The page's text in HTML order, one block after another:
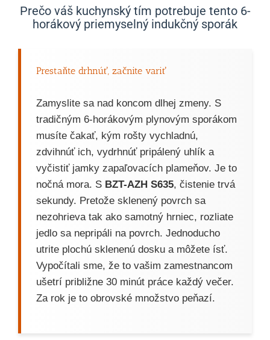
Prečo váš kuchynský tím potrebuje tento 6-
horákový priemyselný indukčný sporák
Prestaňte drhnúť, začnite variť
Zamyslite sa nad koncom dlhej zmeny. S
tradičným 6-horákovým plynovým sporákom
musíte čakať, kým rošty vychladnú,
zdvihnúť ich, vydrhnúť pripálený uhlík a
vyčistiť jamky zapaľovacích plameňov. Je to
nočná mora. S BZT-AZH S635, čistenie trvá
sekundy. Pretože sklenený povrch sa
nezohrieva tak ako samotný hrniec, rozliate
jedlo sa nepripáli na povrch. Jednoducho
utrite plochú sklenenú dosku a môžete ísť.
Vypočítali sme, že to vašim zamestnancom
ušetrí približne 30 minút práce každý večer.
Za rok je to obrovské množstvo peňazí.